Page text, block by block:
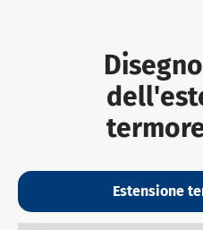
Estensione